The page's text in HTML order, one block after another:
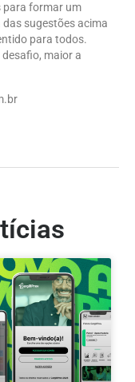
para formar um
sugestões acima
para todos.
maior a